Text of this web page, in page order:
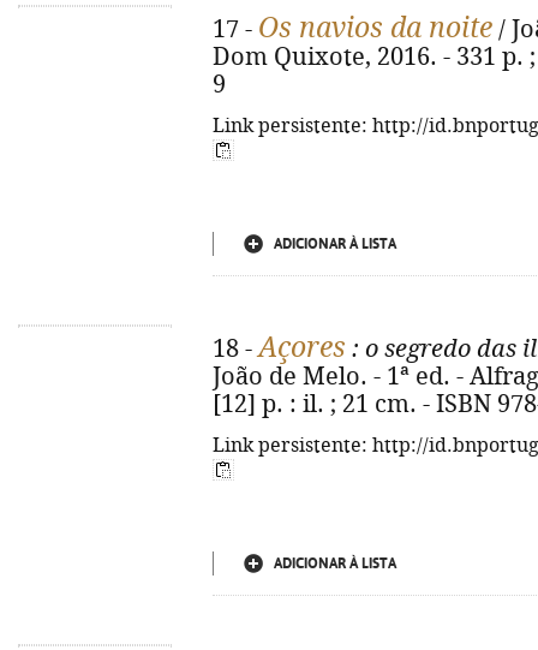
17 - Os navios da noite /
Dom Quixote, 2016. - 331 p.
9
Link persistente: http://
ADICIONAR À LISTA
18 -Açores : o segredo das
João de Melo. - 1ª ed. -
[12] p. : il. ; 21 cm. - ISBN
Link persistente: http://
ADICIONAR À LISTA